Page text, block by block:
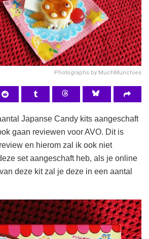
Photographs by MuchMunchies
Japanse Candy kits aangeschaft
gaan reviewen voor AVO. Dit is
en hierom zal ik ook niet
set aangeschaft heb, als je online
deze kit zal je deze in een aantal